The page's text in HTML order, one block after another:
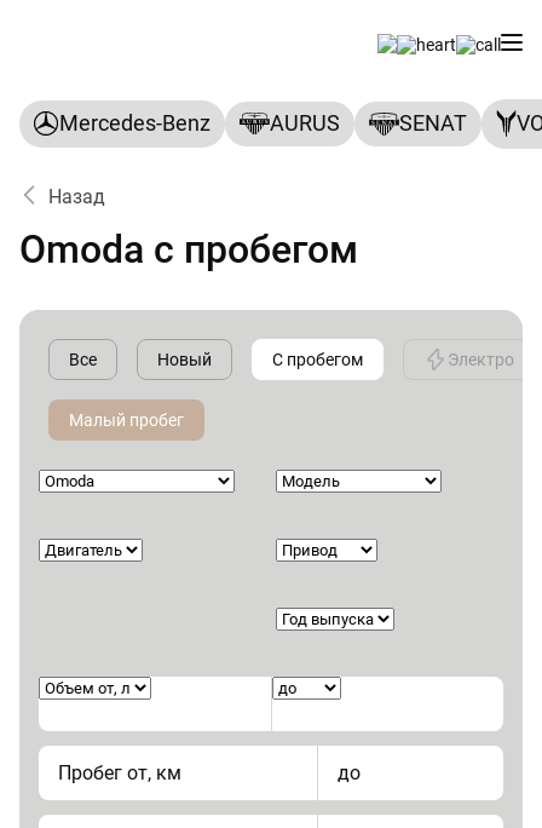
Mercedes-Benz AURUS SENAT
Назад
Omoda с пробегом
Все Новый С пробегом Электро
Малый пробег
Пробег от, км до